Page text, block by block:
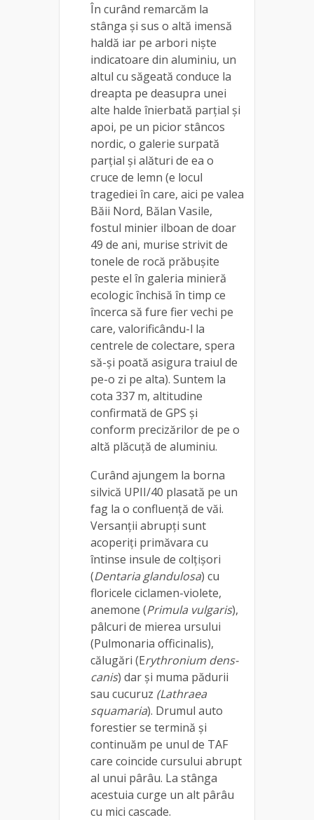
În curând remarcăm la
stânga şi sus o altă imensă
haldă iar pe arbori nişte
indicatoare din aluminiu, un
altul cu săgeată conduce la
dreapta pe deasupra unei
alte halde înierbată parţial şi
apoi, pe un picior stâncos
nordic, o galerie surpată
parţial şi alături de ea o
cruce de lemn (e locul
tragediei în care, aici pe valea
Băii Nord, Bălan Vasile,
fostul minier ilboan de doar
49 de ani, murise strivit de
tonele de rocă prăbuşite
peste el în galeria minieră
ecologic închisă în timp ce
încerca să fure fier vechi pe
care, valorificându-l la
centrele de colectare, spera
să-şi poată asigura traiul de
pe-o zi pe alta). Suntem la
cota 337 m, altitudine
confirmată de GPS și
conform precizărilor de pe o
altă plăcuţă de aluminiu.
Curând ajungem la borna
silvică UPII/40 plasată pe un
fag la o confluenţă de văi.
Versanţii abrupţi sunt
acoperiţi primăvara cu
întinse insule de colţişori
(Dentaria glandulosa) cu
floricele ciclamen-violete,
anemone (Primula vulgaris),
pâlcuri de mierea ursului
(Pulmonaria officinalis),
călugări (Erythronium dens-
canis) dar și muma pădurii
sau cucuruz (Lathraea
squamaria). Drumul auto
forestier se termină şi
continuăm pe unul de TAF
care coincide cursului abrupt
al unui pârâu. La stânga
acestuia curge un alt pârâu
cu mici cascade.